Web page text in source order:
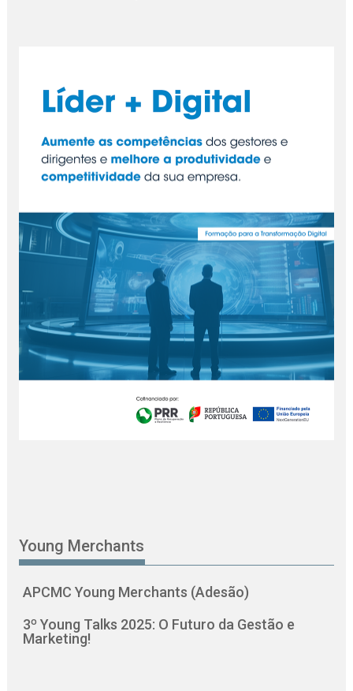
Young Merchants
APCMC Young Merchants (Adesão)
3º Young Talks 2025: O Futuro da Gestão e
Marketing!